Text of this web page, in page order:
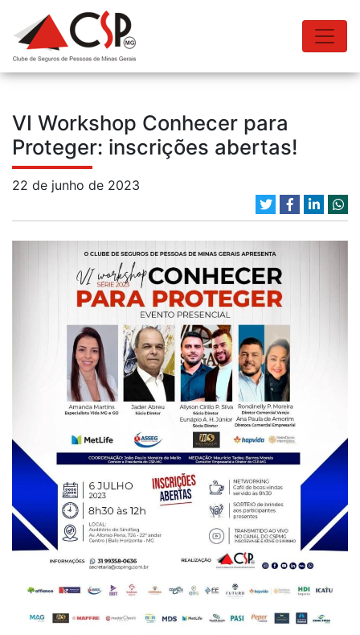
VI Workshop Conhecer para
Proteger: inscrições abertas!
22 de junho de 2023